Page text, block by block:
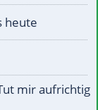
heute
mir aufrichtig